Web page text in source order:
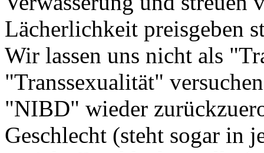
Lächerlichkeit preisgeben
Wir lassen uns nicht als
"Transsexualität"
"NIBD" wieder
Geschlecht (steht sogar in